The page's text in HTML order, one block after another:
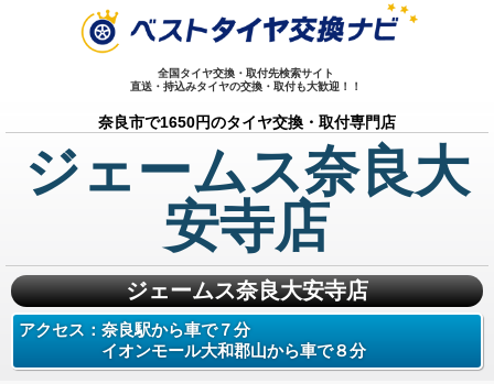
全国タイヤ交換・取付先検索サイト
直送・持込みタイヤの交換・取付も大歓迎！！
奈良市で1650円のタイヤ交換・取付専門店
ジェームス奈良大
安寺店
ジェームス奈良大安寺店
アクセス： 奈良駅から車で７分
イオンモール大和郡山から車で８分